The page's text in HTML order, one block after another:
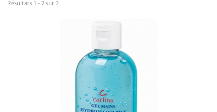
Résultats 1 - 2 sur 2.